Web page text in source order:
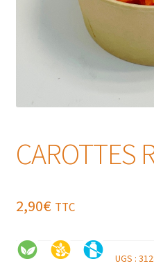
CAROTTES
2,90€ TTC
UGS :